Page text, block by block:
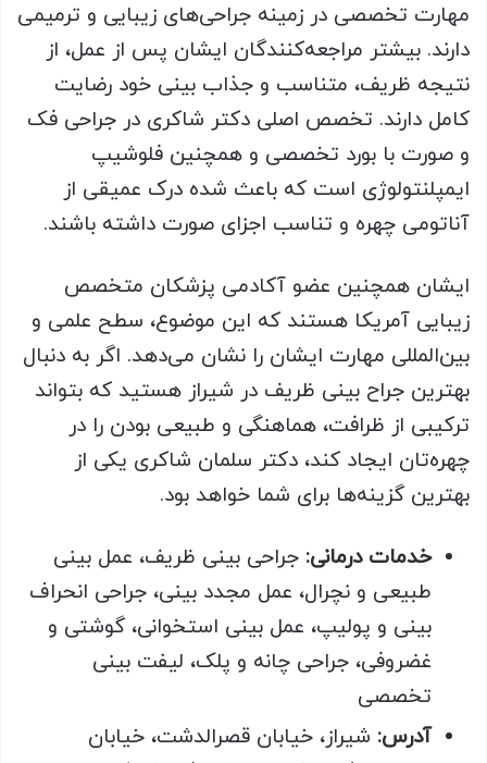
مهارت تخصصی در زمینه جراحی‌های زیبایی و ترمیمی
دارند. بیشتر مراجعه‌کنندگان ایشان پس از عمل، از
نتیجه ظریف، متناسب و جذاب بینی خود رضایت
کامل دارند. تخصص اصلی دکتر شاکری در جراحی فک
و صورت با بورد تخصصی و همچنین فلوشیپ
ایمپلنتولوژی است که باعث شده درک عمیقی از
آناتومی چهره و تناسب اجزای صورت داشته باشند.
ایشان همچنین عضو آکادمی پزشکان متخصص
زیبایی آمریکا هستند که این موضوع، سطح علمی و
بین‌المللی مهارت ایشان را نشان می‌دهد. اگر به دنبال
بهترین جراح بینی ظریف در شیراز هستید که بتواند
ترکیبی از ظرافت، هماهنگی و طبیعی بودن را در
چهره‌تان ایجاد کند، دکتر سلمان شاکری یکی از
بهترین گزینه‌ها برای شما خواهد بود.
خدمات درمانی: جراحی بینی ظریف، عمل بینی
طبیعی و نچرال، عمل مجدد بینی، جراحی انحراف
بینی و پولیپ، عمل بینی استخوانی، گوشتی و
غضروفی، جراحی چانه و پلک، لیفت بینی
تخصصی
آدرس: شیراز، خیابان قصرالدشت، خیابان